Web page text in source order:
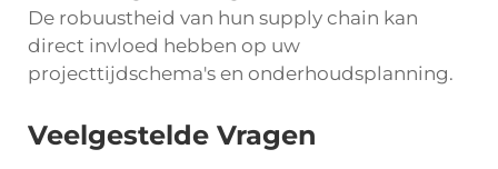
De robuustheid van hun supply chain kan
direct invloed hebben op uw
projecttijdschema's en onderhoudsplanning.
Veelgestelde Vragen